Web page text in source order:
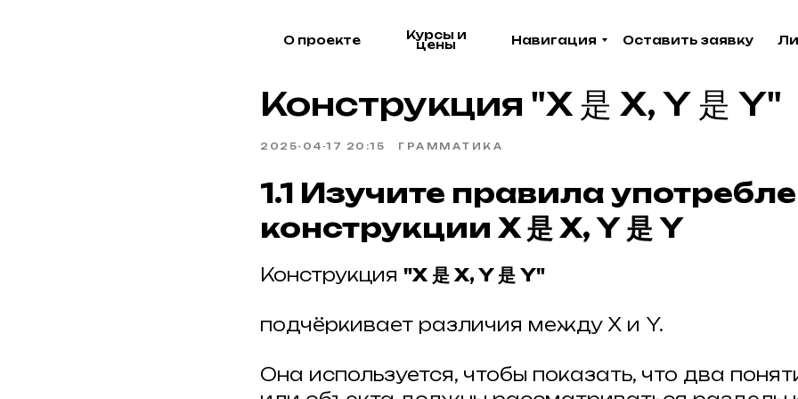
Акция в апреле!
Оставить заявку
Навигация
О проекте Курсы и
цены
Конструкция "X 是 X, Y 是 Y"
2025-04-17 20:15 ГРАММАТИКА
1.1 Изучите правила
конструкции X 是 X, Y 是 Y
Конструкция "X 是 X, Y 是 Y"
подчёркивает различия между X и Y.
Она используется, чтобы показать, что два